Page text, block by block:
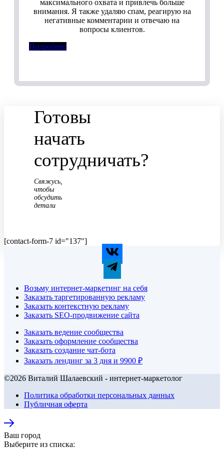
максимального охвата и привлечь больше
внимания. Я также удаляю спам, реагирую на
негативные комментарии и отвечаю на
вопросы клиентов.
Подробнее
Готовы
начать
сотрудничать?
Свяжусь,
чтобы
обсудить
детали
[contact-form-7 id="137"]
Возьму интернет-маркетинг на себя
Заказать таргетированную рекламу
Заказать контекстную рекламу
Заказать SEO-продвижение сайта
Заказать ведение сообщества
Заказать оформление сообщества
Заказать создание чат-бота
Заказать лендинг за 3 дня и 9900 ₽
©2026 Виталий Шалаевский - интернет-маркетолог
Политика обработки персональных данных
Публичная оферта
Ваш город
Выберите из списка: